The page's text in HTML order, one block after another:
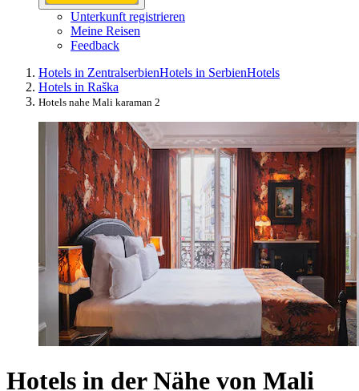
Unterkunft registrieren
Meine Reisen
Feedback
Hotels in ZentralserbienHotels in SerbienHotels
Hotels in Raška
Hotels nahe Mali karaman 2
Hotels in der Nähe von Mali